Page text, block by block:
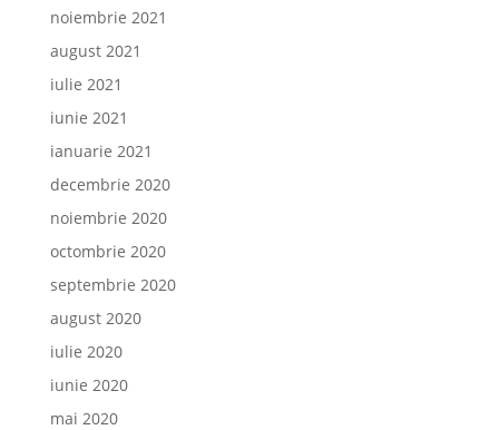
noiembrie 2021
august 2021
iulie 2021
iunie 2021
ianuarie 2021
decembrie 2020
noiembrie 2020
octombrie 2020
septembrie 2020
august 2020
iulie 2020
iunie 2020
mai 2020